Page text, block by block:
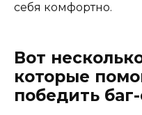
себя комфортно.
Вот
которые
победить